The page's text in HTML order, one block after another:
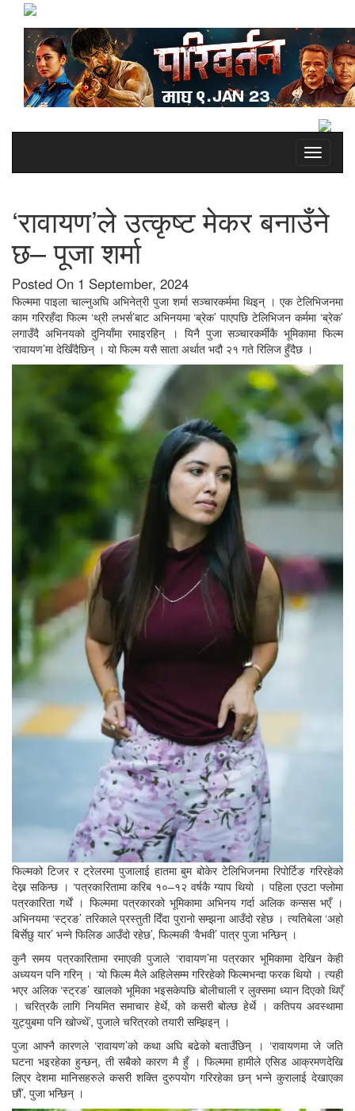
Toggle
‘रावायण’ले उत्कृष्ट मेकर बनाउँने
छ– पूजा शर्मा
Posted On 1 September, 2024
फिल्ममा पाइला चाल्नुअघि अभिनेत्री पुजा शर्मा सञ्चारकर्ममा थिइन् । एक टेलिभिजनमा
काम गरिरहँदा फिल्म ‘थ्री लभर्स’बाट अभिनयमा ‘ब्रेक’ पाएपछि टेलिभिजन कर्ममा ‘ब्रेक’
लगाउँदै अभिनयको दुनियाँमा रमाइरहिन् । यिनै पुजा सञ्चारकर्मीकै भूमिकामा फिल्म
‘रावायण’मा देखिँदैछिन् । यो फिल्म यसै साता अर्थात भदौ २१ गते रिलिज हुँदैछ ।
फिल्मको टिजर र ट्रेलरमा पुजालाई हातमा बुम बोकेर टेलिभिजनमा रिपोर्टिङ गरिरहेको
देख्न सकिन्छ । ‘पत्रकारितामा करिब १०–१२ वर्षकै ग्याप थियो । पहिला एउटा फ्लोमा
पत्रकारिता गर्थें । फिल्ममा पत्रकारको भूमिकामा अभिनय गर्दा अलिक कन्सस भएँ ।
अभिनयमा ‘स्ट्रङ’ तरिकाले प्रस्तुती दिँदा पुरानो सम्झना आउँदो रहेछ । त्यतिबेला ‘अहो
बिर्सेछु यार’ भन्ने फिलिङ आउँदो रहेछ’, फिल्मकी ‘वैभवी’ पात्र पुजा भन्छिन् ।
कुनै समय पत्रकारितामा रमाएकी पुजाले ‘रावायण’मा पत्रकार भूमिकामा देखिन केही
अध्ययन पनि गरिन् । ‘यो फिल्म मैले अहिलेसम्म गरिरहेको फिल्मभन्दा फरक थियो । त्यही
भएर अलिक ‘स्ट्रङ’ खालको भूमिका भइसकेपछि बोलीचाली र लुक्समा ध्यान दिएको थिएँ
। चरित्रकै लागि नियमित समाचार हेर्थे, को कसरी बोल्छ हेर्थे । कतिपय अवस्थामा
युट्युबमा पनि खोज्थें’, पुजाले चरित्रको तयारी सम्झिइन् ।
पुजा आफ्नै कारणले ‘रावायण’को कथा अघि बढेको बताउँछिन् । ‘रावायणमा जे जति
घटना भइरहेका हुन्छन्, ती सबैको कारण मै हुँ । फिल्ममा हामीले एसिड आक्रमणदेखि
लिएर देशमा मानिसहरुले कसरी शक्ति दुरुपयोग गरिरहेका छन् भन्ने कुरालाई देखाएका
छौं’, पुजा भन्छिन् ।